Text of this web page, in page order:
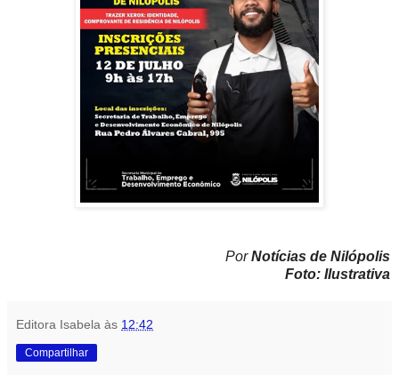
PorNotícias de Nilópolis
Foto: Ilustrativa
Editora Isabela às 12:42
Compartilhar